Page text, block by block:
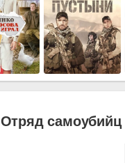
Отряд самоубийц